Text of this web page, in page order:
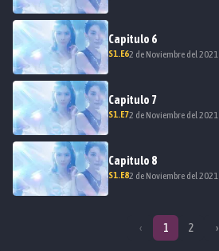
Capitulo 6
S1.E62 de Noviembre del 2021
Capitulo 7
S1.E72 de Noviembre del 2021
Capitulo 8
S1.E82 de Noviembre del 2021
‹ 1 2 ›